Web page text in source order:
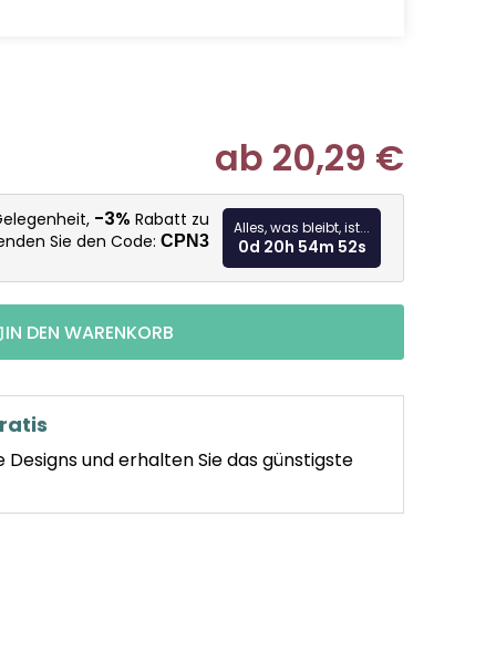
ab 20,29 €
-3% Rabatt zu
Sie den Code: CPN3
Alles, was bleibt, ist...
0d 20h 54m 51s
IN DEN WARENKORB
Designs und erhalten Sie das günstigste